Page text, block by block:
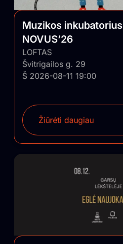
Muzikos inkubatorius
NOVUS’26
LOFTAS
Švitrigailos g. 29
Š 2026-08-11 19:00
Žiūrėti daugiau